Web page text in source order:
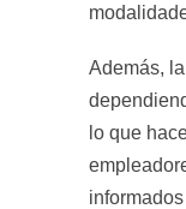
Además,
lo que